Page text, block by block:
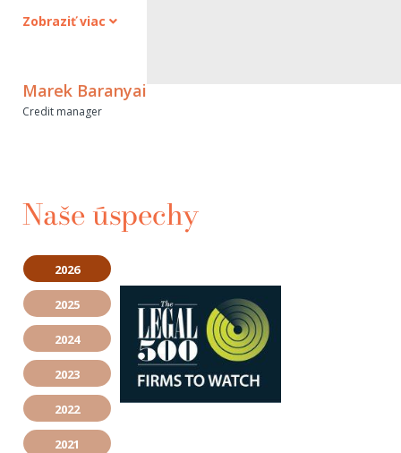
každého člena tímu Hronček & Partners
samotných rokovaniach.
Zobraziť viac
Marek Baranyai
Credit manager
Naše úspechy
2026
2025
2024
2023
2022
2021